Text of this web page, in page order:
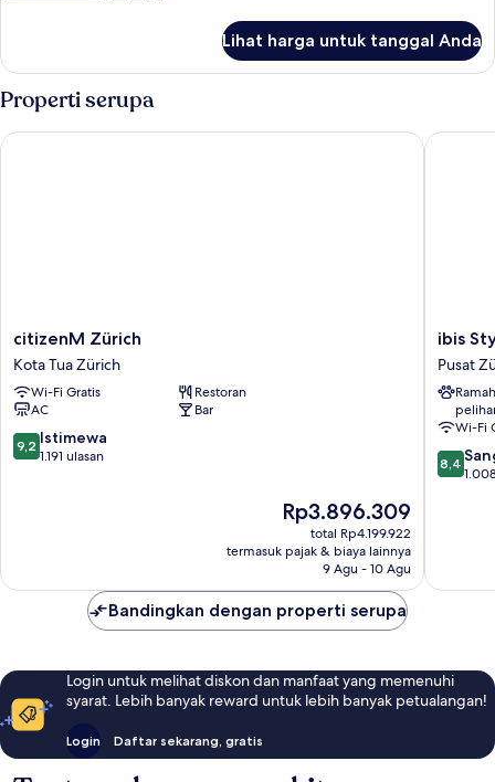
1)
Kamar
Deluks
(2
1)
Lihat harga untuk tanggal Anda
Properti serupa
citizenM
Zürich
Kota
Tua
Zürich
citizenM Zürich
Kota Tua Zürich
Wi-Fi Gratis
Restoran
AC
Bar
9.2
dari
9,2 Istimewa
1.191 ulasan
Harga
sekarang
Rp3.896.309
Rp3.896.309
total Rp4.199.922
termasuk pajak & biaya lainnya
9 Agu - 10 Agu
citizenM Zürich
ibis
Styles
Zurich
City
Center
Pusat
Zürich
ibis
Pusat
Wi-Fi
8.4
dari
8,4
ibis
Bandingkan dengan properti serupa
Login untuk melihat diskon dan manfaat yang memenuhi
syarat. Lebih banyak reward untuk lebih banyak petualangan!
Login Daftar sekarang, gratis